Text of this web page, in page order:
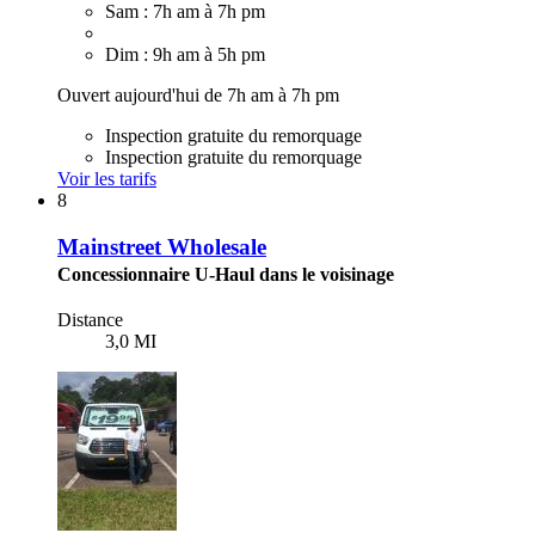
Sam : 7h am à 7h pm
Dim : 9h am à 5h pm
Ouvert aujourd'hui de 7h am à 7h pm
Inspection gratuite du remorquage
Inspection gratuite du remorquage
Voir les tarifs
8
Mainstreet Wholesale
Concessionnaire U-Haul dans le voisinage
Distance
3,0 MI